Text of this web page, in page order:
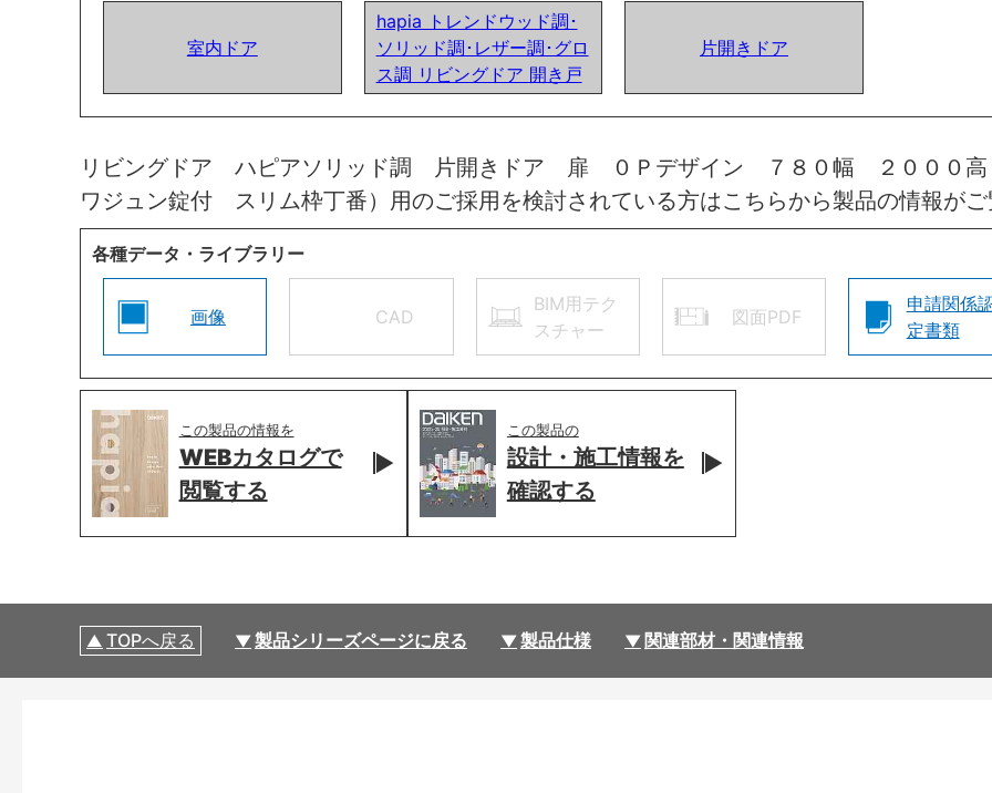
室内ドア
hapia トレンドウッド調･
ソリッド調･レザー調･グロ
ス調 リビングドア 開き戸
片開きドア
リビングドア ハピアソリッド調 片開きドア 扉 ０Ｐデザイン ７８０幅 ２０００
ワジュン錠付 スリム枠丁番）用のご採用を検討されている方はこちらから製品の情報が
各種データ・ライブラリー
画像 CAD
BIM用テク
スチャー
図面PDF
申請関係
定書類
この製品の情報を
WEBカタログで
閲覧する
この製品の
設計・施工情報を
確認する
TOPへ戻る 製品シリーズページに戻る 製品仕様 関連部材・関連情報